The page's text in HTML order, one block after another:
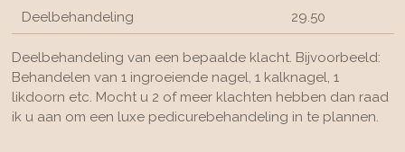
Deelbehandeling 29.50
Deelbehandeling van een bepaalde klacht. Bijvoorbeeld:
Behandelen van 1 ingroeiende nagel, 1 kalknagel, 1
likdoorn etc. Mocht u 2 of meer klachten hebben dan raad
ik u aan om een luxe pedicurebehandeling in te plannen.